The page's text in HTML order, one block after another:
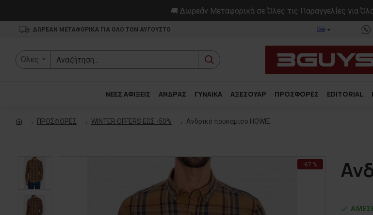
🚚 Δωρεάν Μεταφορικά σε Όλες τις Παραγγελίες για
ΔΩΡΕΑΝ ΜΕΤΑΦΟΡΙΚΑ ΓΙΑ ΟΛΟ ΤΟΝ ΑΥΓΟΥΣΤΟ
Όλες
ΝΕΕΣ ΑΦΙΞΕΙΣ ΑΝΔΡΑΣ ΓΥΝΑΙΚΑ ΑΞΕΣΟΥΑΡ ΠΡΟΣΦΟΡΕΣ EDITORIAL
ΠΡΟΣΦΟΡΕΣ WINTER OFFERS ΕΩΣ -50% Ανδρικό πουκάμισο HOWIE
-67 %